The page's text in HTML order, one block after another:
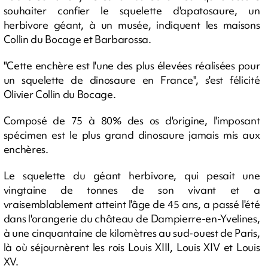
souhaiter confier le squelette d'apatosaure, un
herbivore géant, à un musée, indiquent les maisons
Collin du Bocage et Barbarossa.
"Cette enchère est l'une des plus élevées réalisées pour
un squelette de dinosaure en France", s'est félicité
Olivier Collin du Bocage.
Composé de 75 à 80% des os d'origine, l'imposant
spécimen est le plus grand dinosaure jamais mis aux
enchères.
Le squelette du géant herbivore, qui pesait une
vingtaine de tonnes de son vivant et a
vraisemblablement atteint l'âge de 45 ans, a passé l'été
dans l'orangerie du château de Dampierre-en-Yvelines,
à une cinquantaine de kilomètres au sud-ouest de Paris,
là où séjournèrent les rois Louis XIII, Louis XIV et Louis
XV.